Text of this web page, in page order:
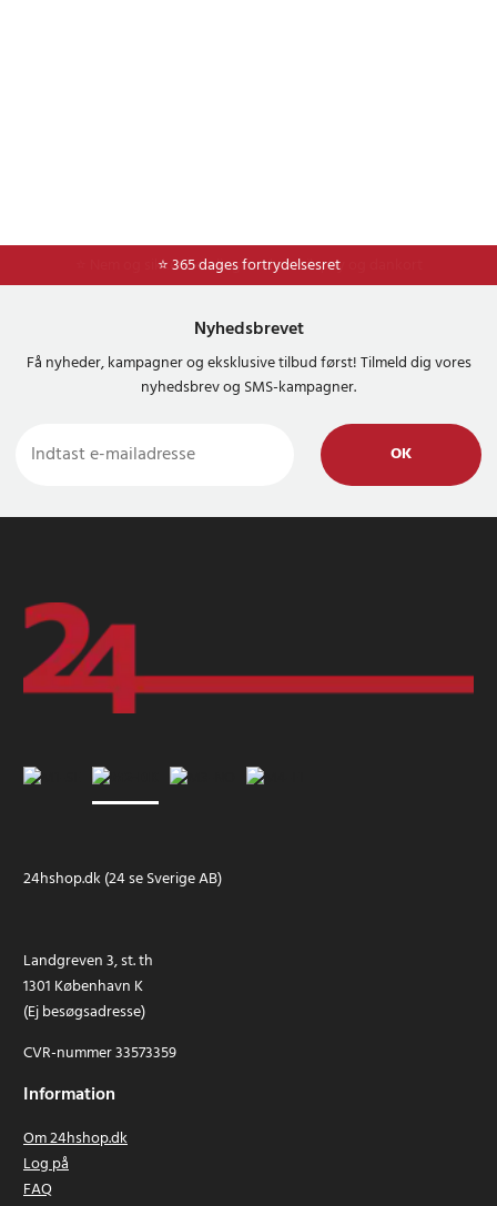
⭐ 365 dages fortrydelsesret
⭐ Nem og sikker betaling med mobilepay og dankort
Nyhedsbrevet
Få nyheder, kampagner og eksklusive tilbud først! Tilmeld dig vores
nyhedsbrev og SMS-kampagner.
OK
24hshop.dk (24 se Sverige AB)
Landgreven 3, st. th
1301 København K
(Ej besøgsadresse)
CVR-nummer 33573359
Information
Om 24hshop.dk
Log på
FAQ